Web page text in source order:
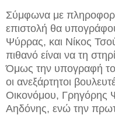
Σύμφωνα με
επιστολή θα
Ψύρρας, και Νίκος
πιθανό είναι να τη
Όμως την υπογραφή
οι ανεξάρτητοι
Οικονόμου, Γρηγόρης
Αηδόνης, ενώ την